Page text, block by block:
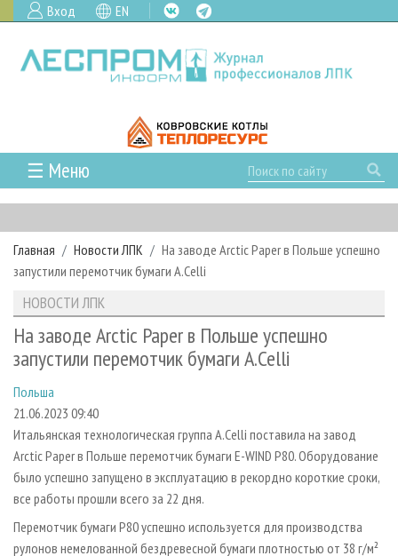
Вход EN
☰ Меню
ГЛАВНАЯ
РУБРИКИ И ТЕМЫ
РУБРИКИ ЖУРНАЛА
ЛЕСОЗАГОТОВКА
ЛЕСОПИЛЕНИЕ
СУШКА ДРЕВЕСИНЫ
ПРОИЗВОДСТВО ДРЕВЕСНЫХ ПЛИТ
ДЕРЕВЯННОЕ ДОМОСТРОЕНИЕ
ПРОИЗВОДСТВО МЕБЕЛИ
БИОЭНЕРГЕТИКА
НОВОСТИ
НОВОСТИ ЛПК
НОВОСТИ ЖУРНАЛА
ПРОЕКТЫ ЛПИ
АНАЛИТИКА
ПРЕДПРИЯТИЯ ЛПК
ПЕРСОНЫ
МОБИЛЬНЫЕ ВЫСТАВКИ
ОФИЦИАЛЬНЫЕ ДЕЛЕГАЦИИ
ПРИОРИТЕТНЫЕ ИНВЕСТПРОЕКТЫ
RUSSIAN FORESTRY REVIEW
АРХИВ ЖУРНАЛОВ
О ЖУРНАЛЕ
КОНТАКТЫ
РЕКЛАМОДАТЕЛЯМ
РЕКЛАМА
РЕКЛАМА НА САЙТЕ
Главная Новости ЛПК
На заводе Arctic Paper в Польше успешно
запустили перемотчик бумаги A.Celli
НОВОСТИ ЛПК
На заводе Arctic Paper в Польше успешно
запустили перемотчик бумаги A.Celli
Польша
21.06.2023 09:40
Итальянская технологическая группа A.Celli поставила на завод
Arctic Paper в Польше перемотчик бумаги E-WIND P80. Оборудование
было успешно запущено в эксплуатацию в рекордно короткие сроки,
все работы прошли всего за 22 дня.
Перемотчик бумаги P80 успешно используется для производства
рулонов немелованной бездревесной бумаги плотностью от 38 г/м²